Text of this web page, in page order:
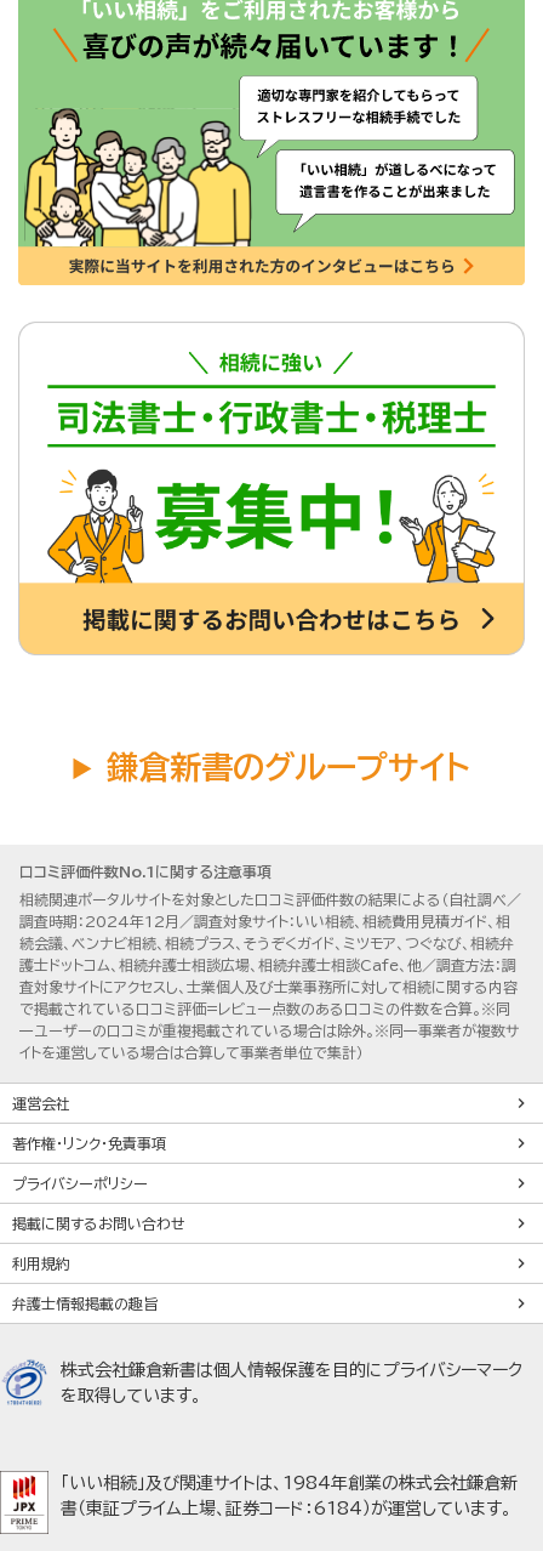
鎌倉新書のグループサイト
口コミ評価件数No.1に関する注意事項
相続関連ポータルサイトを対象とした口コミ評価件数の結果による（自社調べ／
調査時期：2024年12月／調査対象サイト：いい相続、相続費用見積ガイド、相
続会議、ベンナビ相続、相続プラス、そうぞくガイド、ミツモア、つぐなび、相続弁
護士ドットコム、相続弁護士相談広場、相続弁護士相談Cafe、他／調査方法：調
査対象サイトにアクセスし、士業個人及び士業事務所に対して相続に関する内容
で掲載されている口コミ評価=レビュー点数のある口コミの件数を合算。※同
一ユーザーの口コミが重複掲載されている場合は除外。※同一事業者が複数サ
イトを運営している場合は合算して事業者単位で集計）
運営会社
著作権・リンク・免責事項
プライバシーポリシー
掲載に関するお問い合わせ
利用規約
弁護士情報掲載の趣旨
株式会社鎌倉新書は個人情報保護を目的にプライバシーマーク
を取得しています。
「いい相続」及び関連サイトは、1984年創業の株式会社鎌倉新
書（東証プライム上場、証券コード：6184）が運営しています。